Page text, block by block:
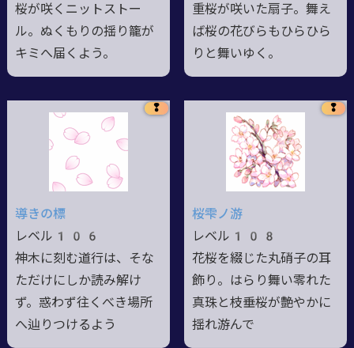
桜が咲くニットストー
ル。ぬくもりの揺り籠が
キミへ届くよう。
重桜が咲いた扇子。舞え
ば桜の花びらもひらひら
りと舞いゆく。
❢
導きの標
レベル106
神木に刻む道行は、そな
ただけにしか読み解け
ず。惑わず往くべき場所
へ辿りつけるよう
❢
桜雫ノ游
レベル108
花桜を綴じた丸硝子の耳
飾り。はらり舞い零れた
真珠と枝垂桜が艶やかに
揺れ游んで